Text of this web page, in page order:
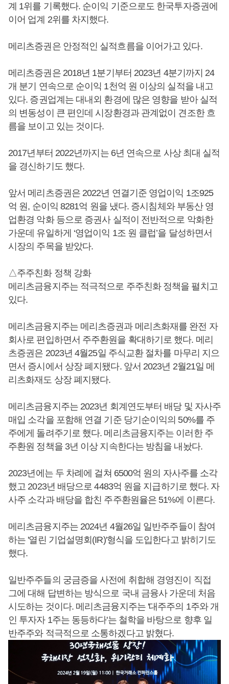
계 1위를 기록했다. 순이익 기준으로도 한국투자증권에
이어 업계 2위를 차지했다.
메리츠증권은 안정적인 실적흐름을 이어가고 있다.
메리츠증권은 2018년 1분기부터 2023년 4분기까지 24
개 분기 연속으로 순이익 1천억 원 이상의 실적을 내고
있다. 증권업계는 대내외 환경에 많은 영향을 받아 실적
의 변동성이 큰 편인데 시장환경과 관계없이 견조한 흐
름을 보이고 있는 것이다.
2017년부터 2022년까지는 6년 연속으로 사상 최대 실적
을 경신하기도 했다.
앞서 메리츠증권은 2022년 연결기준 영업이익 1조925
억 원, 순이익 8281억 원을 냈다. 증시침체와 부동산 영
업환경 악화 등으로 증권사 실적이 전반적으로 악화한
가운데 유일하게 ‘영업이익 1조 원 클럽’을 달성하면서
시장의 주목을 받았다.
△주주친화 정책 강화
메리츠금융지주는 적극적으로 주주친화 정책을 펼치고
있다.
메리츠금융지주는 메리츠증권과 메리츠화재를 완전 자
회사로 편입하면서 주주환원을 확대하기로 했다. 메리
츠증권은 2023년 4월25일 주식교환 절차를 마무리 지으
면서 증시에서 상장 폐지됐다. 앞서 2023년 2월21일 메
리츠화재도 상장 폐지됐다.
메리츠금융지주는 2023년 회계연도부터 배당 및 자사주
매입 소각을 포함해 연결 기준 당기순이익의 50%를 주
주에게 돌려주기로 했다. 메리츠금융지주는 이러한 주
주환원 정책을 3년 이상 지속한다는 방침을 내놨다.
2023년에는 두 차례에 걸쳐 6500억 원의 자사주를 소각
했고 2023년 배당으로 4483억 원을 지급하기로 했다. 자
사주 소각과 배당을 합친 주주환원율은 51%에 이른다.
메리츠금융지주는 2024년 4월26일 일반주주들이 참여
하는 '열린 기업설명회(IR)'형식을 도입한다고 밝히기도
했다.
일반주주들의 궁금증을 사전에 취합해 경영진이 직접
그에 대해 답변하는 방식으로 국내 금융사 가운데 처음
시도하는 것이다. 메리츠금융지주는 '대주주의 1주와 개
인 투자자 1주는 동등하다'는 철학을 바탕으로 향후 일
반주주와 적극적으로 소통하겠다고 밝혔다.